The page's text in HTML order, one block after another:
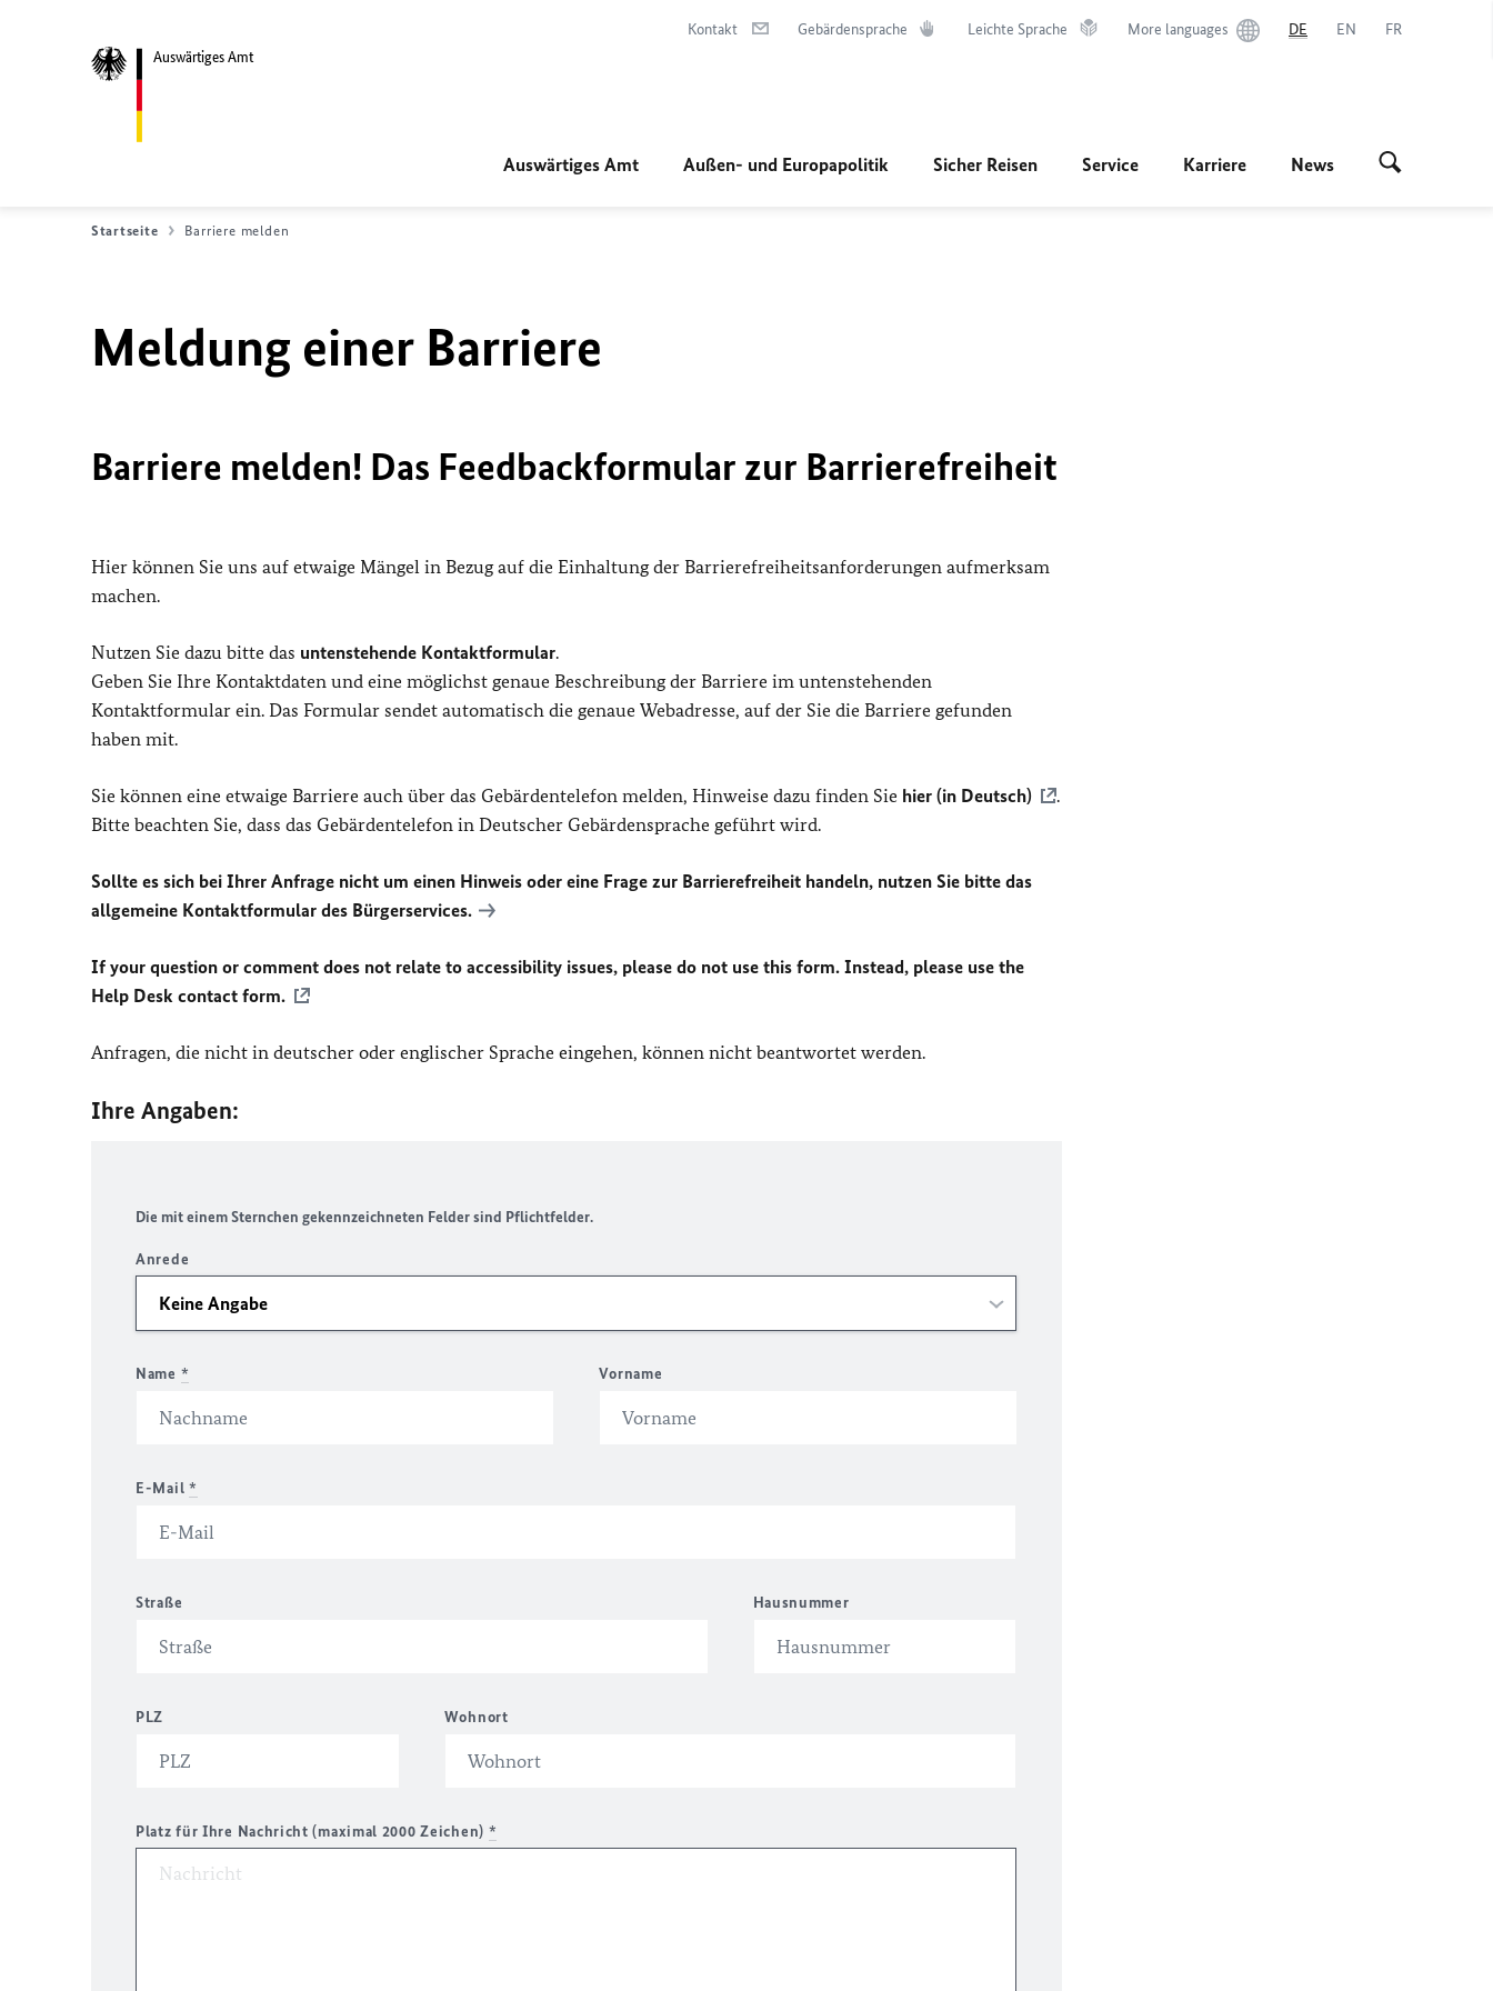
Auswärtiges Amt
Kontakt Gebärdensprache Leichte Sprache More languages DE EN FR
Auswärtiges Amt Außen- und Europapolitik Sicher Reisen Service Karriere News
Startseite Barriere melden
Meldung einer Barriere
Barriere melden! Das Feedbackformular zur Barrierefreiheit
Hier können Sie uns auf etwaige Mängel in Bezug auf die Einhaltung der Barrierefreiheitsanforderungen aufmerksam
machen.
Nutzen Sie dazu bitte das untenstehende Kontaktformular.
Geben Sie Ihre Kontaktdaten und eine möglichst genaue Beschreibung der Barriere im untenstehenden
Kontaktformular ein. Das Formular sendet automatisch die genaue Webadresse, auf der Sie die Barriere gefunden
haben mit.
Sie können eine etwaige Barriere auch über das Gebärdentelefon melden, Hinweise dazu finden Sie hier (in Deutsch)
.
Bitte beachten Sie, dass das Gebärdentelefon in Deutscher Gebärdensprache geführt wird.
Sollte es sich bei Ihrer Anfrage nicht um einen Hinweis oder eine Frage zur Barrierefreiheit handeln, nutzen Sie bitte das
allgemeine Kontaktformular des Bürgerservices.
If your question or comment does not relate to accessibility issues, please do not use this form. Instead, please use the
Help Desk contact form.
Anfragen, die nicht in deutscher oder englischer Sprache eingehen, können nicht beantwortet werden.
Ihre Angaben:
Die mit einem Sternchen gekennzeichneten Felder sind Pflichtfelder.
Anrede
Name * Vorname
E-Mail *
Straße Hausnummer
PLZ Wohnort
Platz für Ihre Nachricht (maximal 2000 Zeichen) *